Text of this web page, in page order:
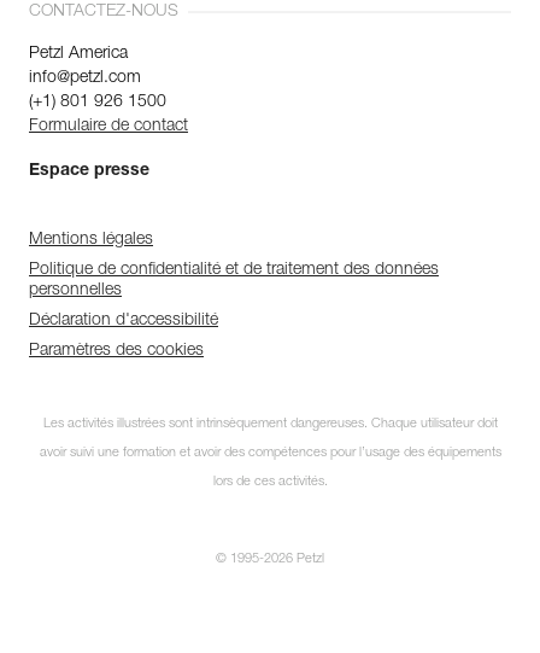
newsletter
et restez connecté à notre
CONTACTEZ-NOUS
Petzl America
info@petzl.com
(+1) 801 926 1500
Formulaire de contact
Espace presse
Mentions légales
Politique de confidentialité et de traitement des données
personnelles
Déclaration d'accessibilité
Paramètres des cookies
Les activités illustrées sont intrinsèquement dangereuses. Chaque utilisateur doit
avoir suivi une formation et avoir des compétences pour l’usage des équipements
lors de ces activités.
© 1995-2026 Petzl